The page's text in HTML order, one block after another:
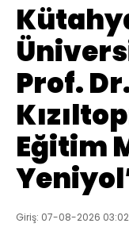
Prof.
Eğitim
Giriş: 07-08-2026 03:02